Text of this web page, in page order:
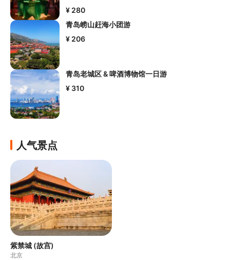
¥ 280
青岛崂山赶海小团游
¥ 206
青岛老城区 & 啤酒博物馆一日游
¥ 310
人气景点
紫禁城 (故宫)
北京